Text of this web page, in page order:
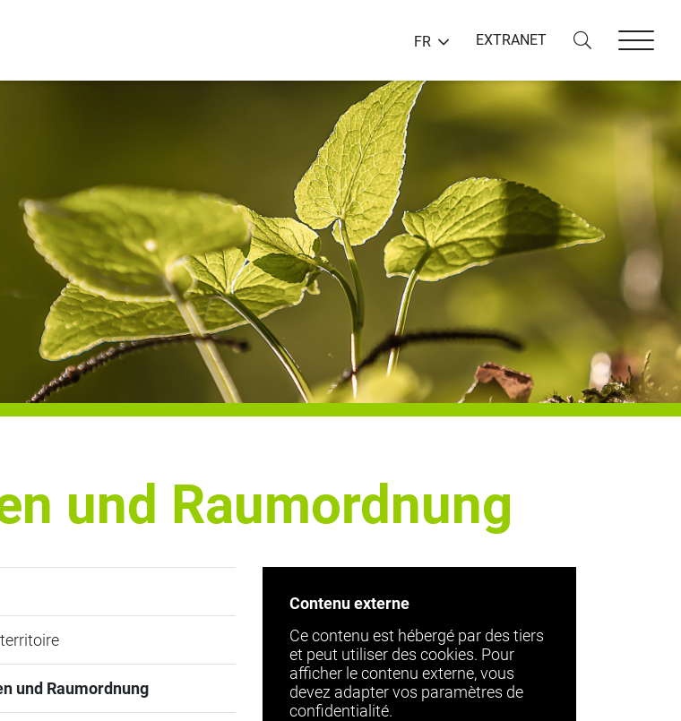
FR EXTRANET
und Raumordnung
und Raumordnung
Contenu externe
Ce contenu est hébergé par des tiers
et peut utiliser des cookies. Pour
afficher le contenu externe, vous
devez adapter vos paramètres de
confidentialité.